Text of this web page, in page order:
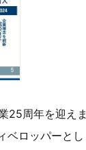
25周年を迎えま
ベロッパーとし